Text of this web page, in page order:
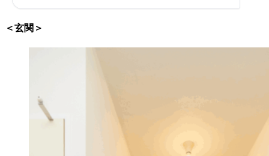
＜玄関＞